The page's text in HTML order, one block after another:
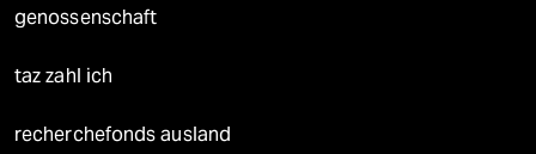
genossenschaft
taz zahl ich
recherchefonds ausland